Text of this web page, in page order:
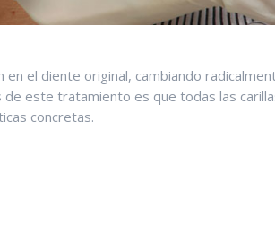
el diente original, cambiando
este tratamiento es que todas las
concretas.